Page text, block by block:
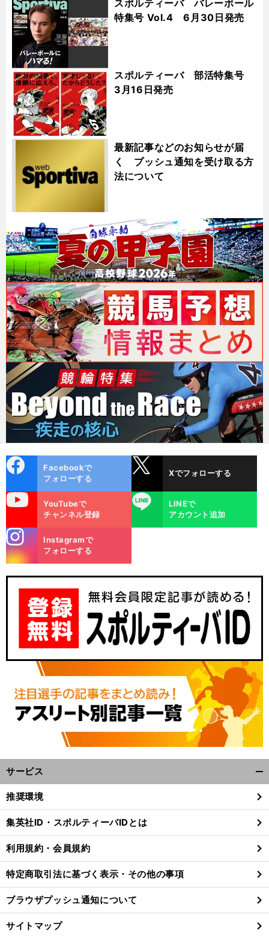
スポルティーバ バレーボール
特集号 Vol.4 6月30日発売
スポルティーバ 部活特集号
3月16日発売
最新記事などのお知らせが届
く プッシュ通知を受け取る方
法について
ok
Facebookで
フォローする
Xでフォローする
YouTubeで
チャンネル登録
LINE
LINEで
アカウント追加
m
Instagramで
フォローする
サービス
閉
る
推奨環境
集英社ID・スポルティーバIDとは
利用規約・会員規約
特定商取引法に基づく表示・その他の事項
ブラウザプッシュ通知について
サイトマップ